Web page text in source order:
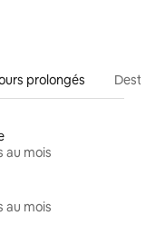
prolongés
au mois
au mois